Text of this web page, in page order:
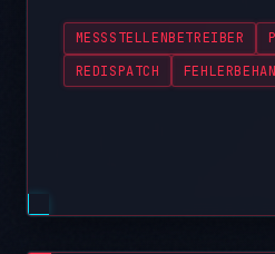
MESSSTELLENBETREIBER
REDISPATCH